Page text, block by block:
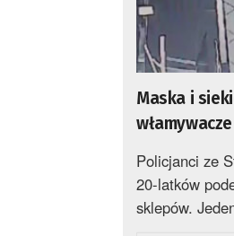
Maska i
Policjanci ze
20-latków
sklepów.